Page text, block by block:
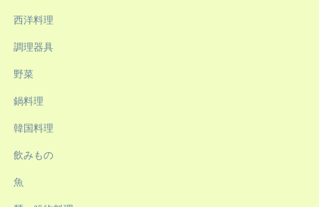
西洋料理
調理器具
野菜
鍋料理
韓国料理
飲みもの
魚